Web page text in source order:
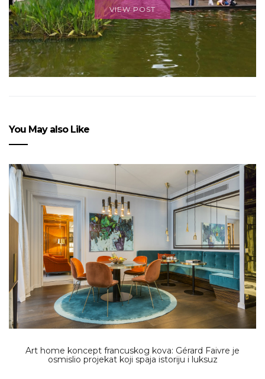
VIEW POST
You May also Like
Art home koncept francuskog kova: Gérard Faivre je
osmislio projekat koji spaja istoriju i luksuz